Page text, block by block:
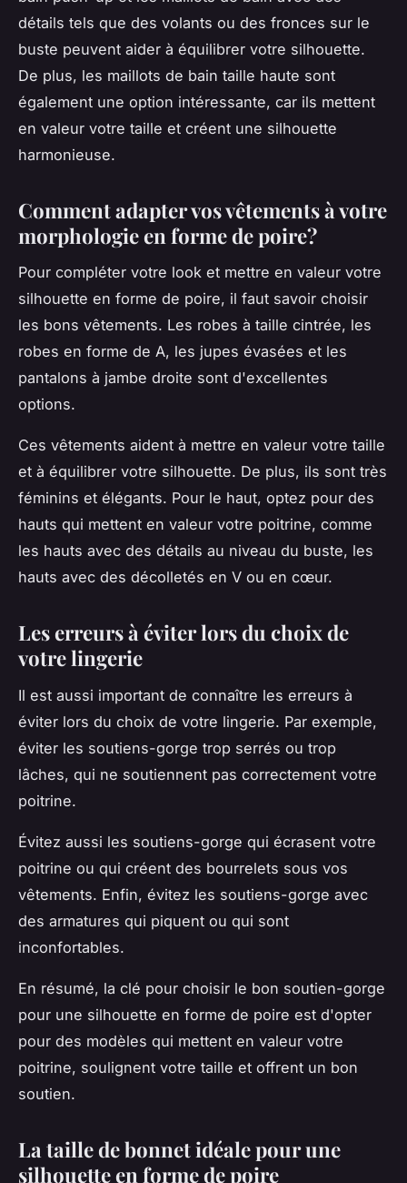
détails tels que des volants ou des fronces sur le
buste peuvent aider à équilibrer votre silhouette.
De plus, les maillots de bain taille haute sont
également une option intéressante, car ils mettent
en valeur votre taille et créent une silhouette
harmonieuse.
Comment adapter vos vêtements à votre
morphologie en forme de poire?
Pour compléter votre look et mettre en valeur votre
silhouette en forme de poire, il faut savoir choisir
les bons vêtements. Les robes à taille cintrée, les
robes en forme de A, les jupes évasées et les
pantalons à jambe droite sont d'excellentes
options.
Ces vêtements aident à mettre en valeur votre taille
et à équilibrer votre silhouette. De plus, ils sont très
féminins et élégants. Pour le haut, optez pour des
hauts qui mettent en valeur votre poitrine, comme
les hauts avec des détails au niveau du buste, les
hauts avec des décolletés en V ou en cœur.
Les erreurs à éviter lors du choix de
votre lingerie
Il est aussi important de connaître les erreurs à
éviter lors du choix de votre lingerie. Par exemple,
éviter les soutiens-gorge trop serrés ou trop
lâches, qui ne soutiennent pas correctement votre
poitrine.
Évitez aussi les soutiens-gorge qui écrasent votre
poitrine ou qui créent des bourrelets sous vos
vêtements. Enfin, évitez les soutiens-gorge avec
des armatures qui piquent ou qui sont
inconfortables.
En résumé, la clé pour choisir le bon soutien-gorge
pour une silhouette en forme de poire est d'opter
pour des modèles qui mettent en valeur votre
poitrine, soulignent votre taille et offrent un bon
soutien.
La taille de bonnet idéale pour une
silhouette en forme de poire